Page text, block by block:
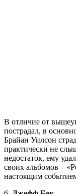
В отличие от
пострадал, в
Брайан Уилсон
практически не
недостаток, ему
своих альбомов –
настоящим